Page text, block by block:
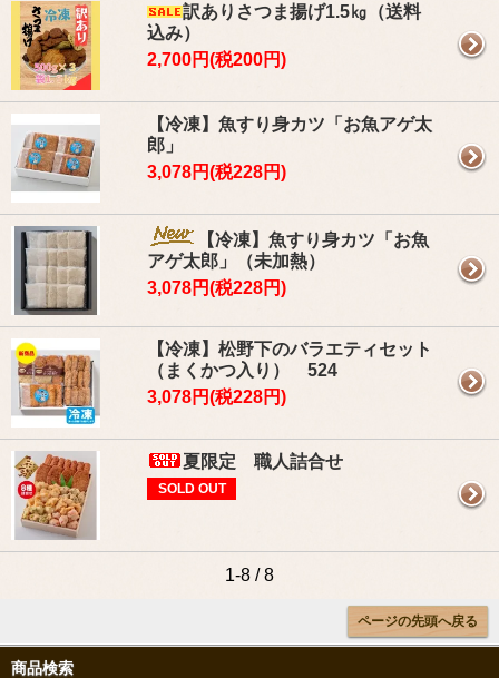
訳ありさつま揚げ1.5㎏（送料
込み）
2,700円(税200円)
【冷凍】魚すり身カツ「お魚アゲ太
郎」
3,078円(税228円)
【冷凍】魚すり身カツ「お魚
アゲ太郎」（未加熱）
3,078円(税228円)
【冷凍】松野下のバラエティセット
（まくかつ入り） 524
3,078円(税228円)
夏限定 職人詰合せ
SOLD OUT
1-8 / 8
ページの先頭へ戻る
商品検索